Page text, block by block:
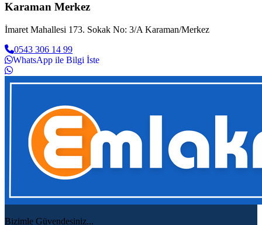
Karaman Merkez
İmaret Mahallesi 173. Sokak No: 3/A Karaman/Merkez
0543 306 14 99
WhatsApp ile Bilgi İste
Bizimle Güvendesiniz...